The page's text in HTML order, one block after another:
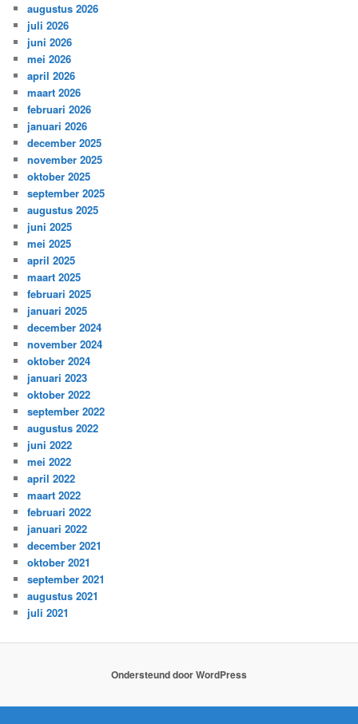
augustus 2026
juli 2026
juni 2026
mei 2026
april 2026
maart 2026
februari 2026
januari 2026
december 2025
november 2025
oktober 2025
september 2025
augustus 2025
juni 2025
mei 2025
april 2025
maart 2025
februari 2025
januari 2025
december 2024
november 2024
oktober 2024
januari 2023
oktober 2022
september 2022
augustus 2022
juni 2022
mei 2022
april 2022
maart 2022
februari 2022
januari 2022
december 2021
oktober 2021
september 2021
augustus 2021
juli 2021
Ondersteund door WordPress